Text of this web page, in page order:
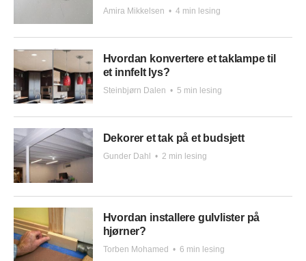
Amira Mikkelsen • 4 min lesing
Hvordan konvertere et taklampe til
et innfelt lys?
Steinbjørn Dalen • 5 min lesing
Dekorer et tak på et budsjett
Gunder Dahl • 2 min lesing
Hvordan installere gulvlister på
hjørner?
Torben Mohamed • 6 min lesing